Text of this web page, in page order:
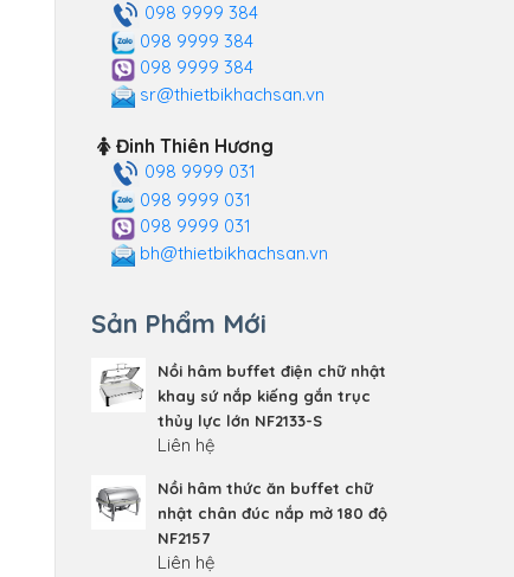
098 9999 384
098 9999 384
098 9999 384
sr@thietbikhachsan.vn
Đinh Thiên Hương
098 9999 031
098 9999 031
098 9999 031
bh@thietbikhachsan.vn
Sản Phẩm Mới
Nồi hâm buffet điện chữ nhật
khay sứ nắp kiếng gắn trục
thủy lực lớn NF2133-S
Liên hệ
Nồi hâm thức ăn buffet chữ
nhật chân đúc nắp mở 180 độ
NF2157
Liên hệ